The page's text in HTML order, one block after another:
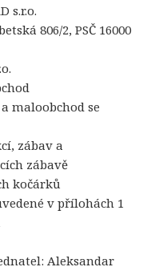
s.r.o.
806/2, PSČ 16000
maloobchod se
zábav a
zábavě
kočárků
v přílohách 1
Aleksandar